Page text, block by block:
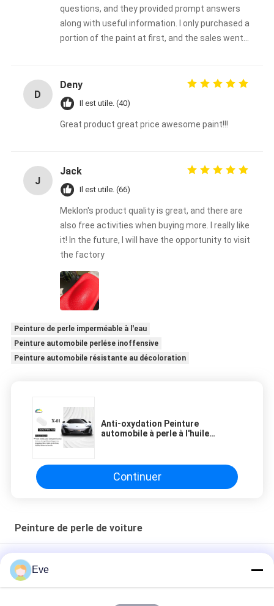
questions, and they provided prompt answers
along with useful information. I only purchased a
portion of the paint at first, and the sales went
D
Deny
Il est utile. (40)
Great product great price awesome paint!!!
J
Jack
Il est utile. (66)
Meklon's product quality is great, and there are
also free activities when buying more. I really like
it! In the future, I will have the opportunity to visit
the factory
Peinture de perle imperméable à l'eau
Peinture automobile perlése inoffensive
Peinture automobile résistante au décoloration
Anti-oxydation Peinture
automobile à perle à l'huile
Continuer
Peinture de perle de voiture
Peinture à perles de voiture anti-moisi
Peinture automobile nacrée rouge perle non toxique,
Eve